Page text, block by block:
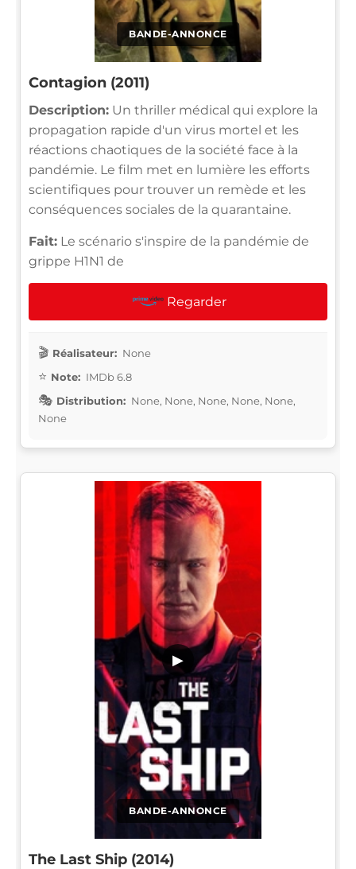
BANDE-ANNONCE
Contagion (2011)
Description: Un thriller médical qui explore la
propagation rapide d'un virus mortel et les
réactions chaotiques de la société face à la
pandémie. Le film met en lumière les efforts
scientifiques pour trouver un remède et les
conséquences sociales de la quarantaine.
Fait: Le scénario s'inspire de la pandémie de
grippe H1N1 de
Regarder
Réalisateur: None
Note: IMDb 6.8
Distribution: None, None, None, None, None,
None
BANDE-ANNONCE
▶
The Last Ship (2014)